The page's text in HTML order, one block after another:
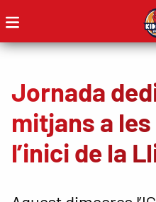
Jornada
mitjans a
l’inici de la